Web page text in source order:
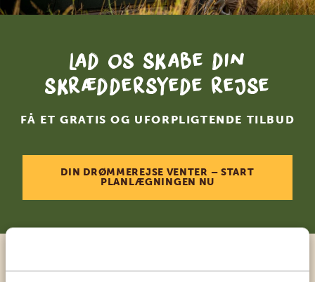
Lad os skabe din
skræddersyede rejse
FÅ ET GRATIS OG UFORPLIGTENDE TILBUD
DIN DRØMMEREJSE VENTER – START
PLANLÆGNINGEN NU